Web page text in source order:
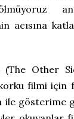
acısına
(The Other
filmi için
ile gösterime